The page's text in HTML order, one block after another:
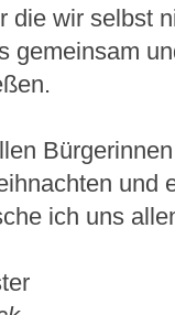
die wir selbst
gemeinsam
und
ich uns